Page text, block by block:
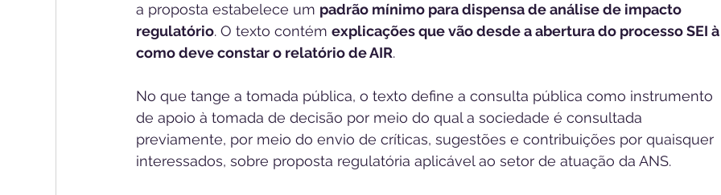
a proposta estabelece um padrão mínimo para dispensa de análise de impacto
regulatório. O texto contém explicações que vão desde a abertura do processo SEI
como deve constar o relatório de AIR.
No que tange a tomada pública, o texto define a consulta pública como instrumento
de apoio à tomada de decisão por meio do qual a sociedade é consultada
previamente, por meio do envio de críticas, sugestões e contribuições por quaisquer
interessados, sobre proposta regulatória aplicável ao setor de atuação da ANS.